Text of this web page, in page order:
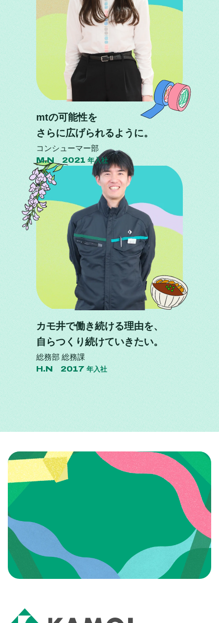
mtの可能性を
さらに広げられるように。
コンシューマー部
M.N 2021 年入社
カモ井で働き続ける理由を、
自らつくり続けていきたい。
総務部 総務課
H.N 2017 年入社
採用エントリー